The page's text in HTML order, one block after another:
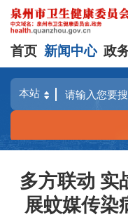
首页 新闻中心 政
多方联动 实
展蚊媒传染